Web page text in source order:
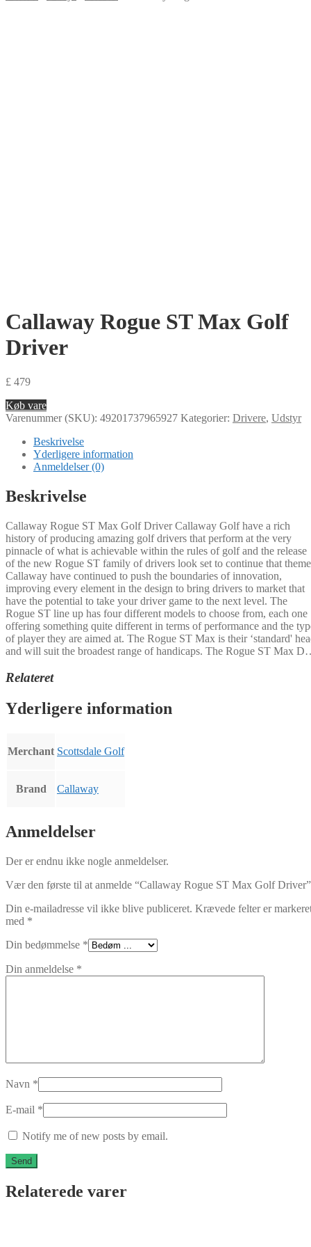
Callaway Rogue ST Max Golf
Driver
£ 479
Køb vare
Varenummer (SKU): 49201737965927 Kategorier: Drivere, Udstyr
Beskrivelse
Yderligere information
Anmeldelser (0)
Beskrivelse
Callaway Rogue ST Max Golf Driver Callaway Golf have a rich
history of producing amazing golf drivers that perform at the very
pinnacle of what is achievable within the rules of golf and the release
of the new Rogue ST family of drivers look set to continue that
Callaway have continued to push the boundaries of innovation,
improving every element in the design to bring drivers to market that
have the potential to take your driver game to the next level. The
Rogue ST line up has four different models to choose from, each one
offering something quite different in terms of performance and the
of player they are aimed at. The Rogue ST Max is their ‘standard'
and will suit the broadest range of handicaps. The Rogue ST Max
Relateret
Yderligere information
Merchant Scottsdale Golf
Brand Callaway
Anmeldelser
Der er endnu ikke nogle anmeldelser.
Vær den første til at anmelde “Callaway Rogue ST Max Golf Driver”
Din e-mailadresse vil ikke blive publiceret. Krævede felter er
med *
Din bedømmelse *
Din anmeldelse *
Navn *
E-mail *
Notify me of new posts by email.
Relaterede varer